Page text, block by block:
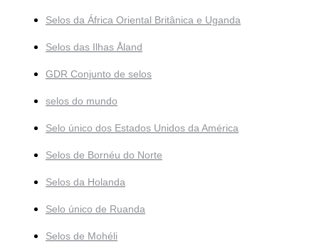
Selos da África Oriental Britânica e Uganda
Selos das Ilhas Åland
GDR Conjunto de selos
selos do mundo
Selo único dos Estados Unidos da América
Selos de Bornéu do Norte
Selos da Holanda
Selo único de Ruanda
Selos de Mohéli